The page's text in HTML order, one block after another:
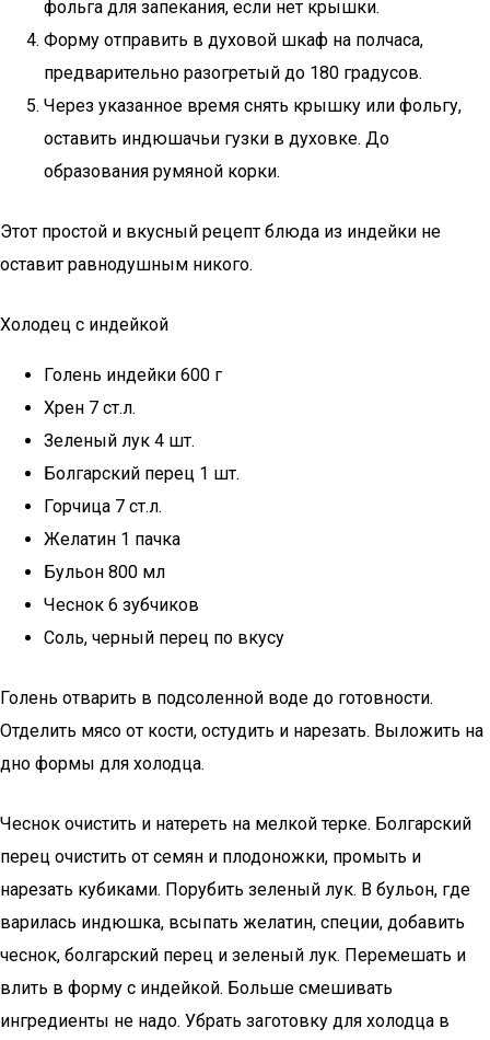
фольга для запекания, если нет крышки.
Форму отправить в духовой шкаф на полчаса,
предварительно разогретый до 180 градусов.
Через указанное время снять крышку или фольгу,
оставить индюшачьи гузки в духовке. До
образования румяной корки.
Этот простой и вкусный рецепт блюда из индейки не
оставит равнодушным никого.
Холодец с индейкой
Голень индейки 600 г
Хрен 7 ст.л.
Зеленый лук 4 шт.
Болгарский перец 1 шт.
Горчица 7 ст.л.
Желатин 1 пачка
Бульон 800 мл
Чеснок 6 зубчиков
Соль, черный перец по вкусу
Голень отварить в подсоленной воде до готовности.
Отделить мясо от кости, остудить и нарезать. Выложить на
дно формы для холодца.
Чеснок очистить и натереть на мелкой терке. Болгарский
перец очистить от семян и плодоножки, промыть и
нарезать кубиками. Порубить зеленый лук. В бульон, где
варилась индюшка, всыпать желатин, специи, добавить
чеснок, болгарский перец и зеленый лук. Перемешать и
влить в форму с индейкой. Больше смешивать
ингредиенты не надо. Убрать заготовку для холодца в